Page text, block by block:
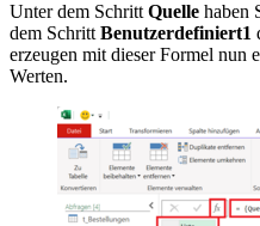
Unter dem Schritt Quelle haben
dem Schritt Benutzerdefiniert1
erzeugen mit dieser Formel nun
Werten.